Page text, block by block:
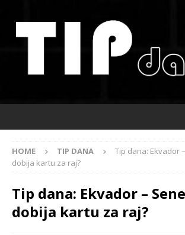
HOME TIP DANA
Tip dana: Ekvador
dobija kartu za raj?
Tip dana: Ekvador –
dobija kartu za raj?